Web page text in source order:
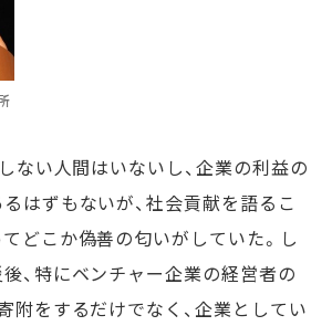
ない人間はいないし、企業の利益の
はずもないが、社会貢献を語るこ
どこか偽善の匂いがしていた。し
、特にベンチャー企業の経営者の
附をするだけでなく、企業としてい